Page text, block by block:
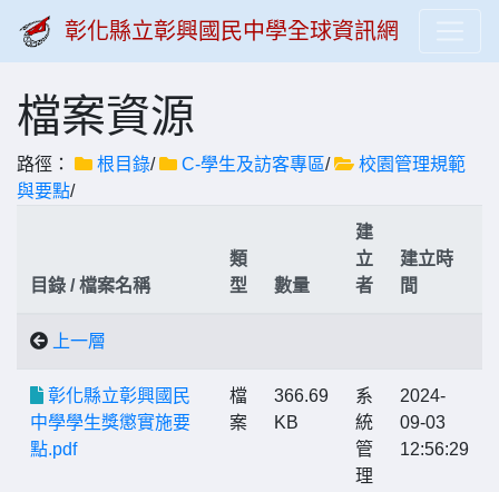
彰化縣立彰興國民中學全球資訊網
檔案資源
路徑： 根目錄/ C-學生及訪客專區/
校園管理規範
與要點/
目錄 / 檔案名稱
類
型
數量
建
立
者
建立時
間
上一層
彰化縣立彰興國民
中學學生獎懲實施要
點.pdf
檔
案
366.69
KB
系
統
管
理
2024-
09-03
12:56:29